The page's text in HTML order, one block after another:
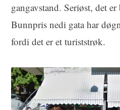
gangavstand. Seriøst, det
Bunnpris nedi gata har
fordi det er et turiststrøk.